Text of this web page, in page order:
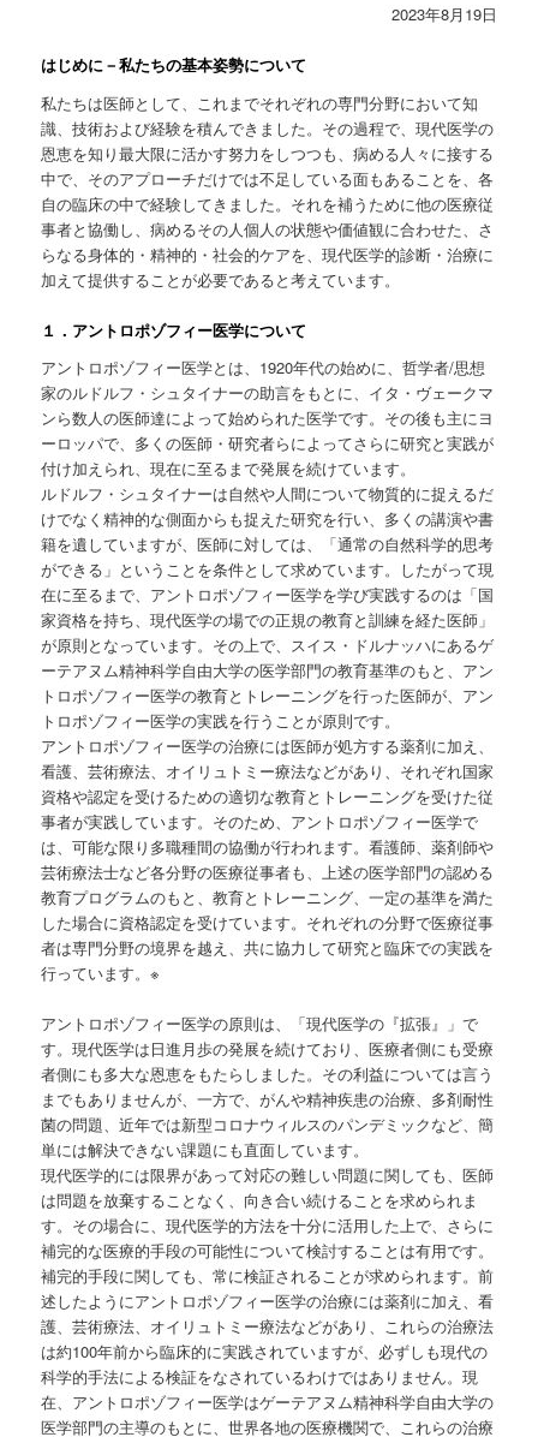
2023年8月19日
はじめに－私たちの基本姿勢について
私たちは医師として、これまでそれぞれの専門分野において知
識、技術および経験を積んできました。その過程で、現代医学の
恩恵を知り最大限に活かす努力をしつつも、病める人々に接する
中で、そのアプローチだけでは不足している面もあることを、各
自の臨床の中で経験してきました。それを補うために他の医療従
事者と協働し、病めるその人個人の状態や価値観に合わせた、さ
らなる身体的・精神的・社会的ケアを、現代医学的診断・治療に
加えて提供することが必要であると考えています。
１．アントロポゾフィー医学について
アントロポゾフィー医学とは、1920年代の始めに、哲学者/思想
家のルドルフ・シュタイナーの助言をもとに、イタ・ヴェークマ
ンら数人の医師達によって始められた医学です。その後も主にヨ
ーロッパで、多くの医師・研究者らによってさらに研究と実践が
付け加えられ、現在に至るまで発展を続けています。
ルドルフ・シュタイナーは自然や人間について物質的に捉えるだ
けでなく精神的な側面からも捉えた研究を行い、多くの講演や書
籍を遺していますが、医師に対しては、「通常の自然科学的思考
ができる」ということを条件として求めています。したがって現
在に至るまで、アントロポゾフィー医学を学び実践するのは「国
家資格を持ち、現代医学の場での正規の教育と訓練を経た医師」
が原則となっています。その上で、スイス・ドルナッハにあるゲ
ーテアヌム精神科学自由大学の医学部門の教育基準のもと、アン
トロポゾフィー医学の教育とトレーニングを行った医師が、アン
トロポゾフィー医学の実践を行うことが原則です。
アントロポゾフィー医学の治療には医師が処方する薬剤に加え、
看護、芸術療法、オイリュトミー療法などがあり、それぞれ国家
資格や認定を受けるための適切な教育とトレーニングを受けた従
事者が実践しています。そのため、アントロポゾフィー医学で
は、可能な限り多職種間の協働が行われます。看護師、薬剤師や
芸術療法士など各分野の医療従事者も、上述の医学部門の認める
教育プログラムのもと、教育とトレーニング、一定の基準を満た
した場合に資格認定を受けています。それぞれの分野で医療従事
者は専門分野の境界を越え、共に協力して研究と臨床での実践を
行っています。※
アントロポゾフィー医学の原則は、「現代医学の『拡張』」で
す。現代医学は日進月歩の発展を続けており、医療者側にも受療
者側にも多大な恩恵をもたらしました。その利益については言う
までもありませんが、一方で、がんや精神疾患の治療、多剤耐性
菌の問題、近年では新型コロナウィルスのパンデミックなど、簡
単には解決できない課題にも直面しています。
現代医学的には限界があって対応の難しい問題に関しても、医師
は問題を放棄することなく、向き合い続けることを求められま
す。その場合に、現代医学的方法を十分に活用した上で、さらに
補完的な医療的手段の可能性について検討することは有用です。
補完的手段に関しても、常に検証されることが求められます。前
述したようにアントロポゾフィー医学の治療には薬剤に加え、看
護、芸術療法、オイリュトミー療法などがあり、これらの治療法
は約100年前から臨床的に実践されていますが、必ずしも現代の
科学的手法による検証をなされているわけではありません。現
在、アントロポゾフィー医学はゲーテアヌム精神科学自由大学の
医学部門の主導のもとに、世界各地の医療機関で、これらの治療